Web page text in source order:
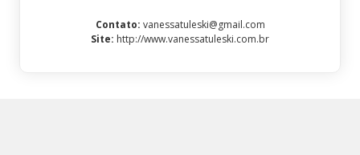
Contato: vanessatuleski@gmail.com
Site: http://www.vanessatuleski.com.br